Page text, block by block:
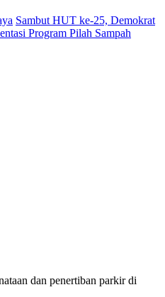
Sambut HUT ke-25, Demokrat
Program Pilah Sampah
dan penertiban parkir di